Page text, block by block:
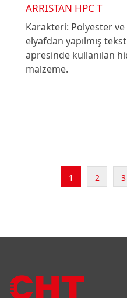
ARRISTAN HPC T
Karakteri: Polyester
elyafdan yapılmış
apresinde kullanılan
malzeme.
1 2 3